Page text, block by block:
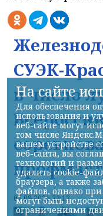
СУЭК-
в число
07.08.2026 22:13
На сайте
Для обеспечения
использования и
веб-сайте могут
том числе
вашем устройстве
веб-сайта, вы
технологий и
удалить cookie-
браузера, а также
файлов, однако
могут быть
ограничениями